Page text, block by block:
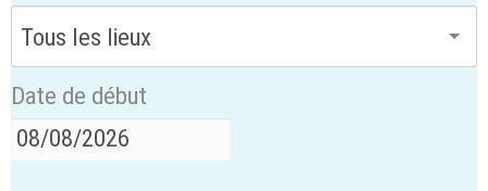
Date de début